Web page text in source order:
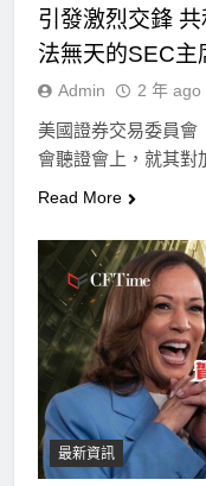
引發激烈交鋒
法無天的SEC主
Admin 2 年 ago
美國證券交易委員會
會聽證會上，就其
Read More
最新資訊